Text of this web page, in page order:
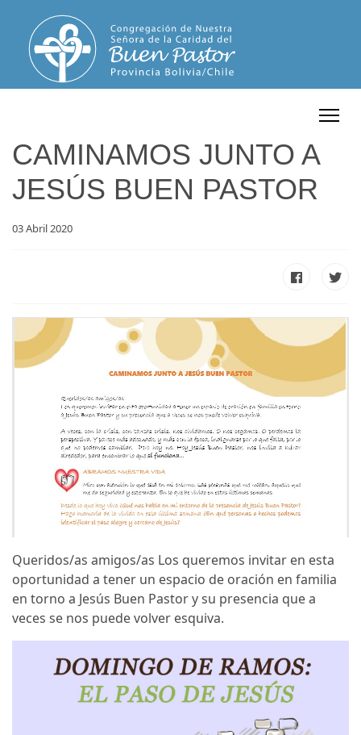
CAMINAMOS JUNTO A
JESÚS BUEN PASTOR
03 Abril 2020
Queridos/as amigos/as Los queremos invitar en esta
oportunidad a tener un espacio de oración en familia
en torno a Jesús Buen Pastor y su presencia que a
veces se nos puede volver esquiva.